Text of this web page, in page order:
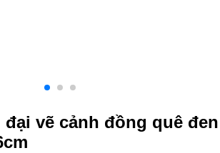
vẽ cảnh đồng quê đen